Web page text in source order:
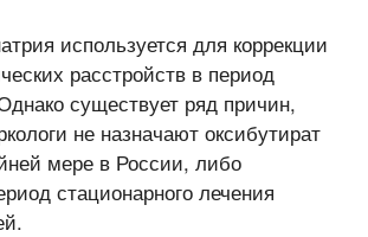
используется для коррекции
расстройств в период
существует ряд причин,
не назначают оксибутират
мере в России, либо
стационарного лечения